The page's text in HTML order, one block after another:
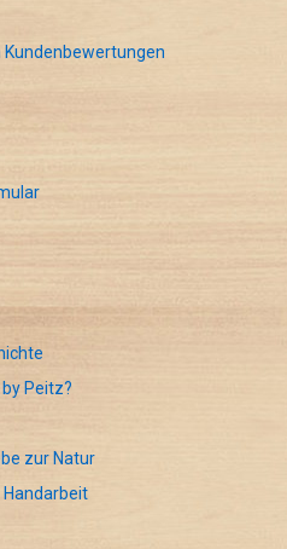
Peitz?
zur Natur
Handarbeit